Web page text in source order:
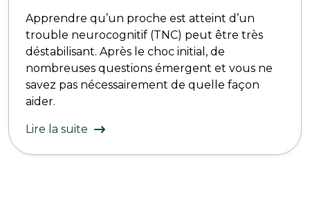
Apprendre qu’un proche est atteint d’un
trouble neurocognitif (TNC) peut être très
déstabilisant. Après le choc initial, de
nombreuses questions émergent et vous ne
savez pas nécessairement de quelle façon
aider.
Lire la suite